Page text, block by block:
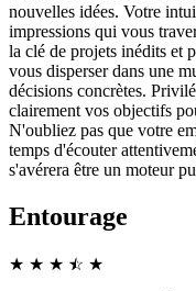
nouvelles idées. Votre
impressions qui vous
la clé de projets inédits et
vous disperser dans une
décisions concrètes.
clairement vos objectifs
N'oubliez pas que votre
temps d'écouter
s'avérera être un moteur
Entourage
★ ★ ★ ☆
★ ★